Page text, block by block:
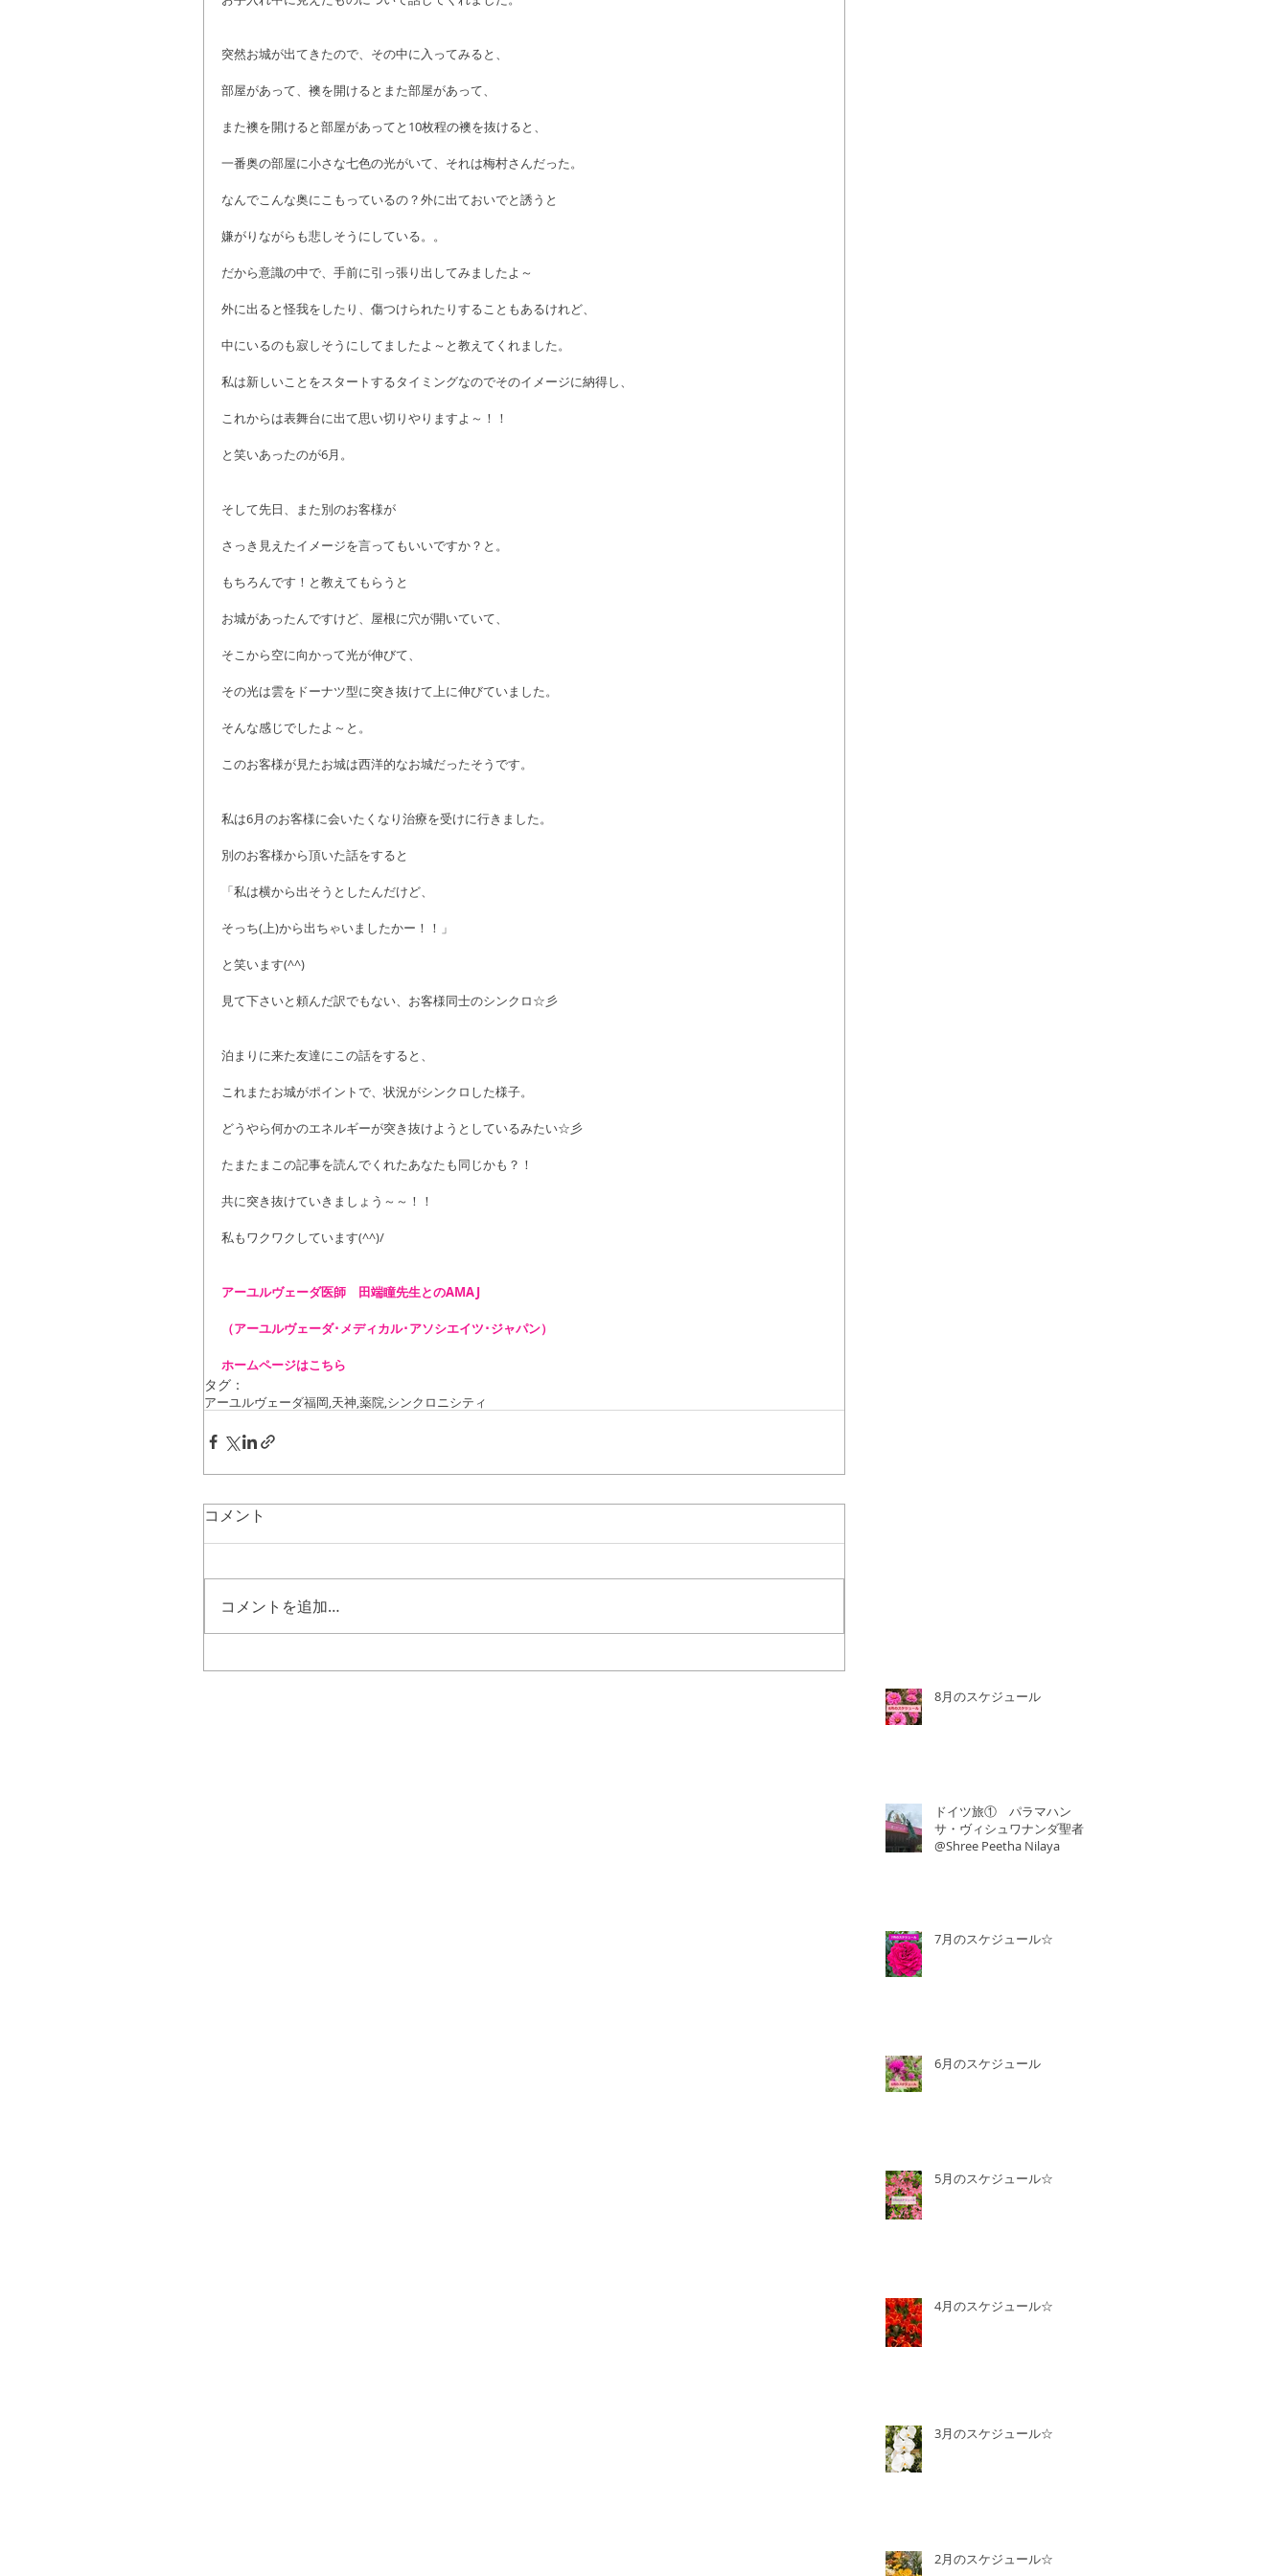
突然お城が出てきたので、その中に入ってみると、
部屋があって、襖を開けるとまた部屋があって、
また襖を開けると部屋があってと10枚程の襖を抜けると、
一番奥の部屋に小さな七色の光がいて、それは梅村さんだった。
なんでこんな奥にこもっているの？外に出ておいでと誘うと
嫌がりながらも悲しそうにしている。。
だから意識の中で、手前に引っ張り出してみましたよ～
外に出ると怪我をしたり、傷つけられたりすることもあるけれど、
中にいるのも寂しそうにしてましたよ～と教えてくれました。
私は新しいことをスタートするタイミングなのでそのイメージに納得し、
これからは表舞台に出て思い切りやりますよ～！！
と笑いあったのが6月。
そして先日、また別のお客様が
さっき見えたイメージを言ってもいいですか？と。
もちろんです！と教えてもらうと
お城があったんですけど、屋根に穴が開いていて、
そこから空に向かって光が伸びて、
その光は雲をドーナツ型に突き抜けて上に伸びていました。
そんな感じでしたよ～と。
このお客様が見たお城は西洋的なお城だったそうです。
私は6月のお客様に会いたくなり治療を受けに行きました。
別のお客様から頂いた話をすると
「私は横から出そうとしたんだけど、
そっち(上)から出ちゃいましたかー！！」
と笑います(^^)
見て下さいと頼んだ訳でもない、お客様同士のシンクロ☆彡
泊まりに来た友達にこの話をすると、
これまたお城がポイントで、状況がシンクロした様子。
どうやら何かのエネルギーが突き抜けようとしているみたい☆彡
たまたまこの記事を読んでくれたあなたも同じかも？！
共に突き抜けていきましょう～～！！
私もワクワクしています(^^)/
アーユルヴェーダ医師　田端瞳先生とのAMAJ
（アーユルヴェーダ･メディカル･アソシエイツ･ジャパン）
ホームページはこちら
タグ：
アーユルヴェーダ福岡,天神,薬院,シンクロニシティ
コメント
コメントを追加…
8月のスケジュール
ドイツ旅① パラマハン
サ・ヴィシュワナンダ聖者
@Shree Peetha Nilaya
7月のスケジュール☆
6月のスケジュール
5月のスケジュール☆
4月のスケジュール☆
3月のスケジュール☆
2月のスケジュール☆